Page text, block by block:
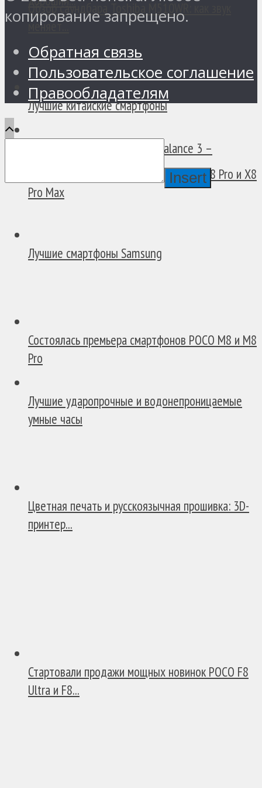
Лучшие китайские смартфоны
Лучшие смартфоны Samsung
Лучшие ударопрочные и водонепроницаемые
умные часы
Обзор смарт-часов Amazfit Balance 3 –
меняет...
В России появились смартфоны POCO X8 Pro и X8
Pro Max
Состоялась премьера смартфонов POCO M8 и M8
Pro
Цветная печать и русскоязычная прошивка: 3D-
принтер...
Стартовали продажи мощных новинок POCO F8
Ultra и F8...
копирование запрещено.
Обратная связь
Пользовательское соглашение
Правообладателям
Insert